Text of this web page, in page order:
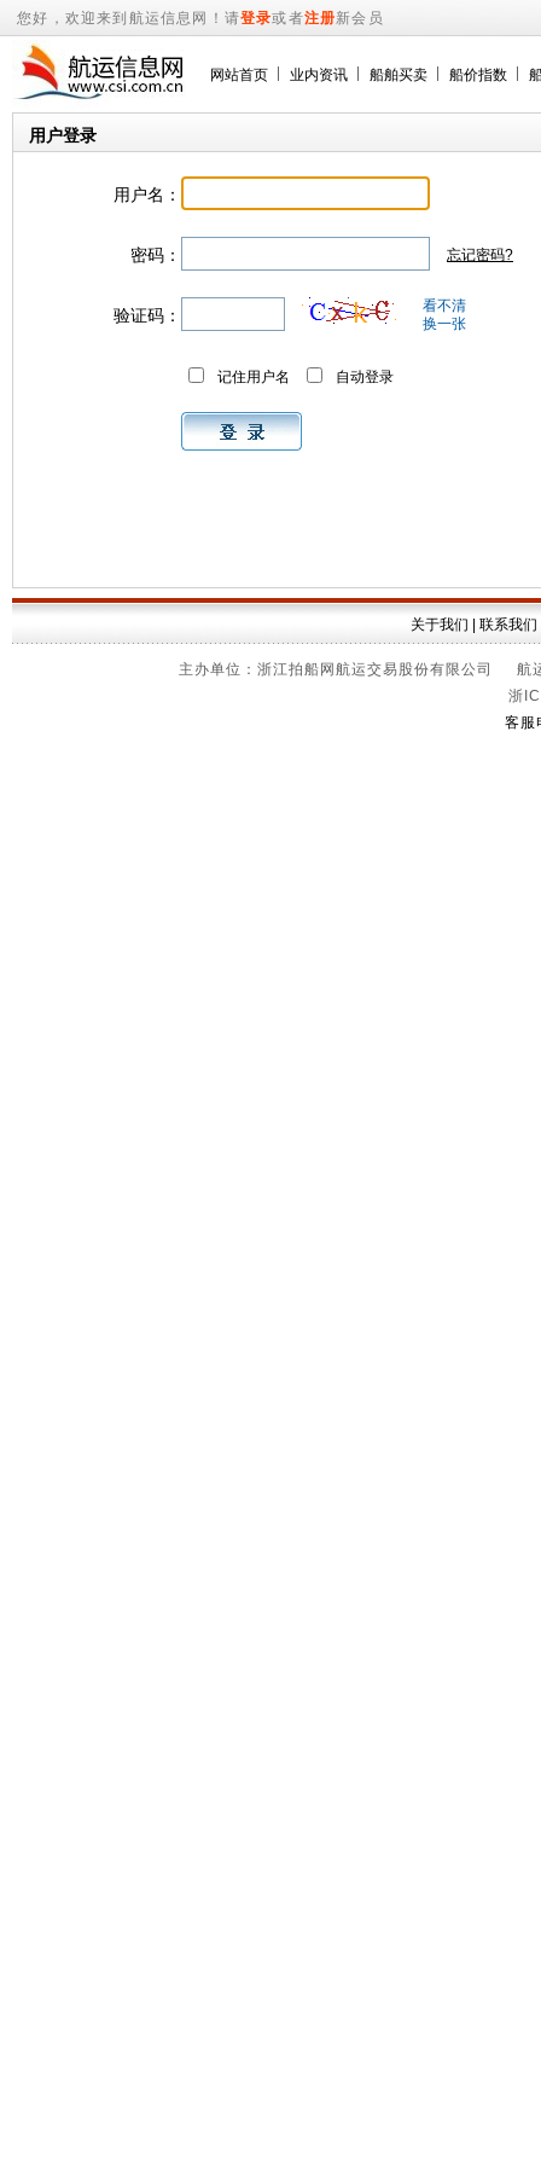
您好，欢迎来到航运信息网！请登录或者注册新会员
网站首页 业内资讯 船舶买卖 船价指数
用户登录
用户名：
密码： 忘记密码?
验证码：
看不清
换一张
记住用户名 自动登录
关于我们 联系我们
主办单位：浙江拍船网航运交易股份有限公司
浙
客服